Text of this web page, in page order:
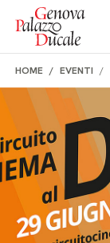
Salta al contenuto
HOME EVENTI